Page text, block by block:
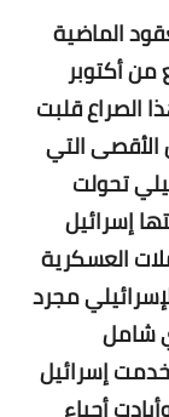
الماضية
من أكتوبر
الصراع قلبت
الأقصى التي
تحولت
إسرائيل
العسكرية
مجرد
شامل
إسرائيل